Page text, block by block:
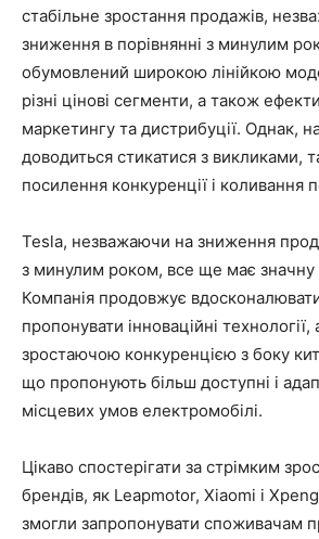
стабільне зростання продажів,
зниження в порівнянні з минулим
обумовлений широкою лінійкою
різні цінові сегменти, а також
маркетингу та дистрибуції. Однак,
доводиться стикатися з викликами,
посилення конкуренції і коливання
Tesla, незважаючи на зниження
з минулим роком, все ще має значну
Компанія продовжує вдосконалювати
пропонувати інноваційні технології,
зростаючою конкуренцією з боку
що пропонують більш доступні і
місцевих умов електромобілі.
Цікаво спостерігати за стрімким
брендів, як Leapmotor, Xiaomi і
змогли запропонувати споживачам